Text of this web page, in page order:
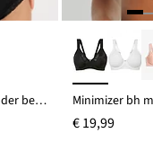
Minimizer T-shirt bh zonder beugels met biologisch katoen (set van 2)
€ 19,99